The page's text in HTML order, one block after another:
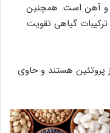
و آهن است. همچنین
گیاهی تقویت
هستند و حاوی